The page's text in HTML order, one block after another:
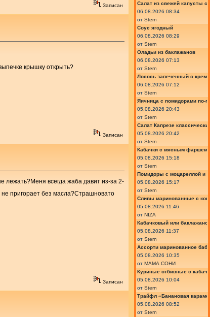
Записан
крышку открыть?
Записан
лежать?Меня всегда жаба давит из-за 2-
не пригорает без масла?Страшновато
Записан
Салат из свежей капусты
06.08.2026 08:34
от Stern
Соус ягодный
06.08.2026 08:29
от Stern
Оладьи из баклажанов
06.08.2026 07:13
от Stern
Лосось запеченный с
06.08.2026 07:12
от Stern
Яичница с помидорами по-
05.08.2026 20:43
от Stern
Салат Капрезе
05.08.2026 20:42
от Stern
Кабачки с мясным фаршем
05.08.2026 15:18
от Stern
Помидоры с моцареллой и
05.08.2026 15:17
от Stern
Сливы маринованные с
05.08.2026 11:46
от NIZA
Кабачковый или
05.08.2026 11:37
от Stern
Ассорти маринованное
05.08.2026 10:35
от МАМА СОНИ
Куриные отбивные с
05.08.2026 10:04
от Stern
Трайфл «Банановая
05.08.2026 08:52
от Stern